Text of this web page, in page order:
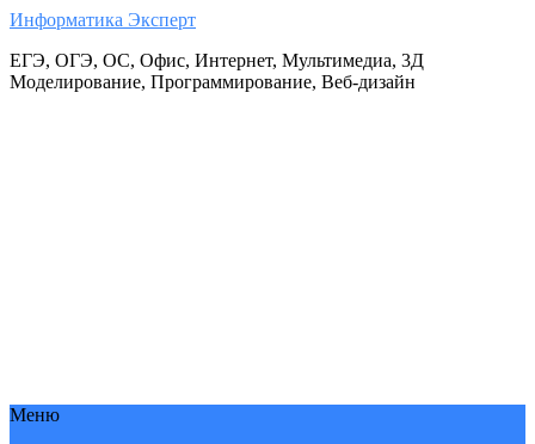
Информатика Эксперт
ЕГЭ, ОГЭ, ОС, Офис, Интернет, Мультимедиа, 3Д
Моделирование, Программирование, Веб-дизайн
Меню